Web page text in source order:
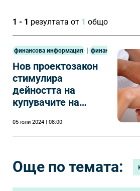
1 - 1 резултата от 1 общо
финансова информация | финанси
Нов проектозакон
стимулира
дейността на
купувачите на
ни
05 юли 2024 | 08:00
Още по темата: